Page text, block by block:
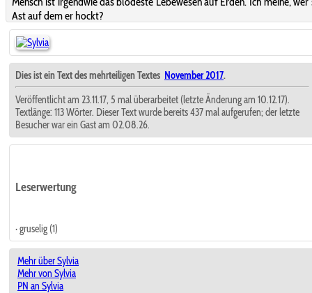
Ast auf dem er hockt?
Dies ist ein Text des mehrteiligen Textes November 2017.
Veröffentlicht am 23.11.17, 5 mal überarbeitet (letzte Änderung am 10.12.17).
Textlänge: 113 Wörter. Dieser Text wurde bereits 437 mal aufgerufen; der letzte
Besucher war ein Gast am 02.08.26.
Leserwertung
· gruselig (1)
Mehr über Sylvia
Mehr von Sylvia
PN an Sylvia